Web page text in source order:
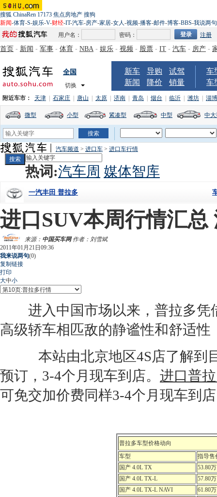
搜狐 ChinaRen 17173 焦点房地产 搜狗
新闻-体育-S-娱乐-V-财经-IT-汽车-房产-家居-女人-视频-播客-邮件-博客-BBS-我说两句
用户名：
密码： 注册
首页 - 新闻 - 军事 - 体育 - NBA - 娱乐 - 视频 - 股票 - IT - 汽车 - 房产 -
全国
切换
新车 导购
试驾
新闻
降价 销量
车
车
附近车市： 天津 石家庄 唐山 太原 济南 青岛 烟台 临沂 潍坊 淄博
微型 小型 紧凑型 中型 中
汽车频道 > 进口车 > 进口车行情
热词:汽车周 媒体智库
一汽丰田 普拉多
进口SUV本周行情汇总
来源： 中国买车网作者：刘雪斌
2011年01月21日09:36
我来说两句(0)
复制链接
打印
大中小
进入中国市场以来， 普拉多凭
高级轿车相匹敌的静谧性和舒适
本站由北京地区4S店了解到
预订，3-4个月现车到店。 进口普
可免交加价费同样3-4个月现车到
普拉多车型价格动向
车型
指导售
国产 4.0L TX
53.80万
国产 4.0L TX-L
57.80万
国产 4.0L TX-L NAVI
61.80万